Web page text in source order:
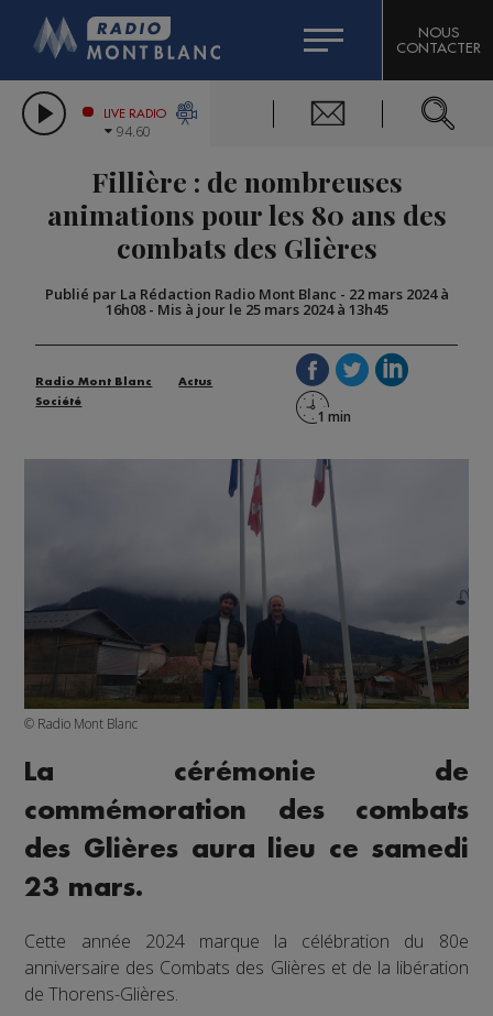
LES CHRONIQUES DE L'EXPERT
CITIZEN MACHINERY
GRAND MASSIF DOMAINES SKIABLES
BIGARD
COMPAGNIE DU MONT-BLANC
NOUS
CONTACTER
LIVE RADIO
94.60
Fillière : de nombreuses
animations pour les 80 ans des
combats des Glières
Publié par La Rédaction Radio Mont Blanc - 22 mars 2024 à
16h08- Mis à jour le 25 mars 2024 à 13h45
Radio Mont Blanc
Actus
Société
© Radio Mont Blanc
La cérémonie de
commémoration des combats
des Glières aura lieu ce samedi
23 mars.
Cette année 2024 marque la célébration du 80e
anniversaire des Combats des Glières et de la libération
de Thorens-Glières.